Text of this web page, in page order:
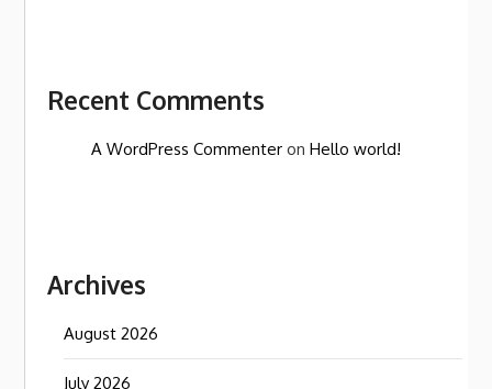
Recent Comments
A WordPress Commenter onHello world!
Archives
August 2026
July 2026